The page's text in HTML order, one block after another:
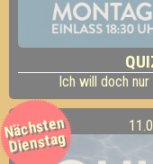
Ich will doch
Nächsten
Dienstag